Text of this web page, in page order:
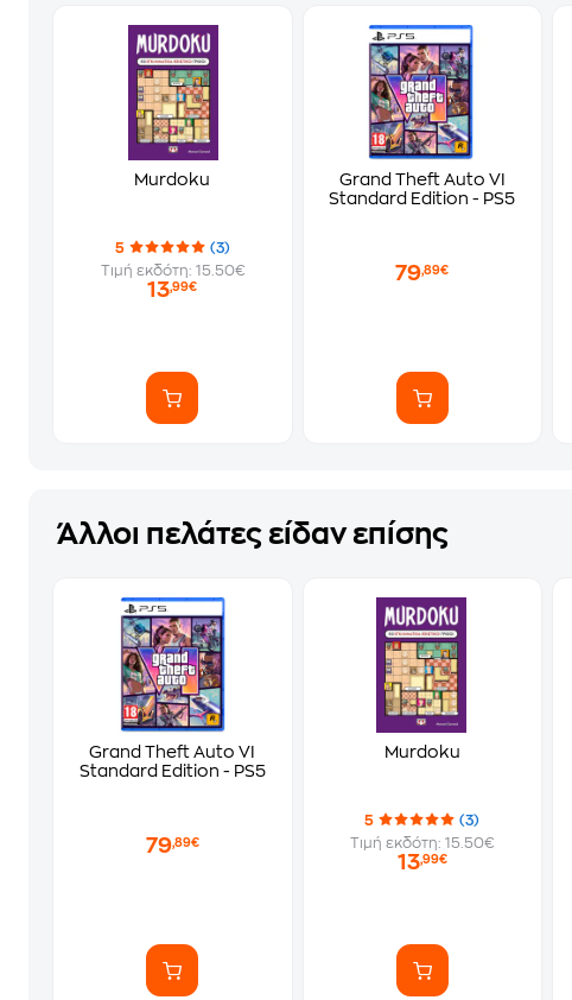
Murdoku
5
(3)
Τιμή εκδότη: 15.50€
13,99€
Grand Theft Auto VI
Standard Edition - PS5
79,89€
Άλλοι πελάτες είδαν επίσης
Grand Theft Auto VI
Standard Edition - PS5
79,89€
Murdoku
5
(3)
Τιμή εκδότη: 15.50€
13,99€